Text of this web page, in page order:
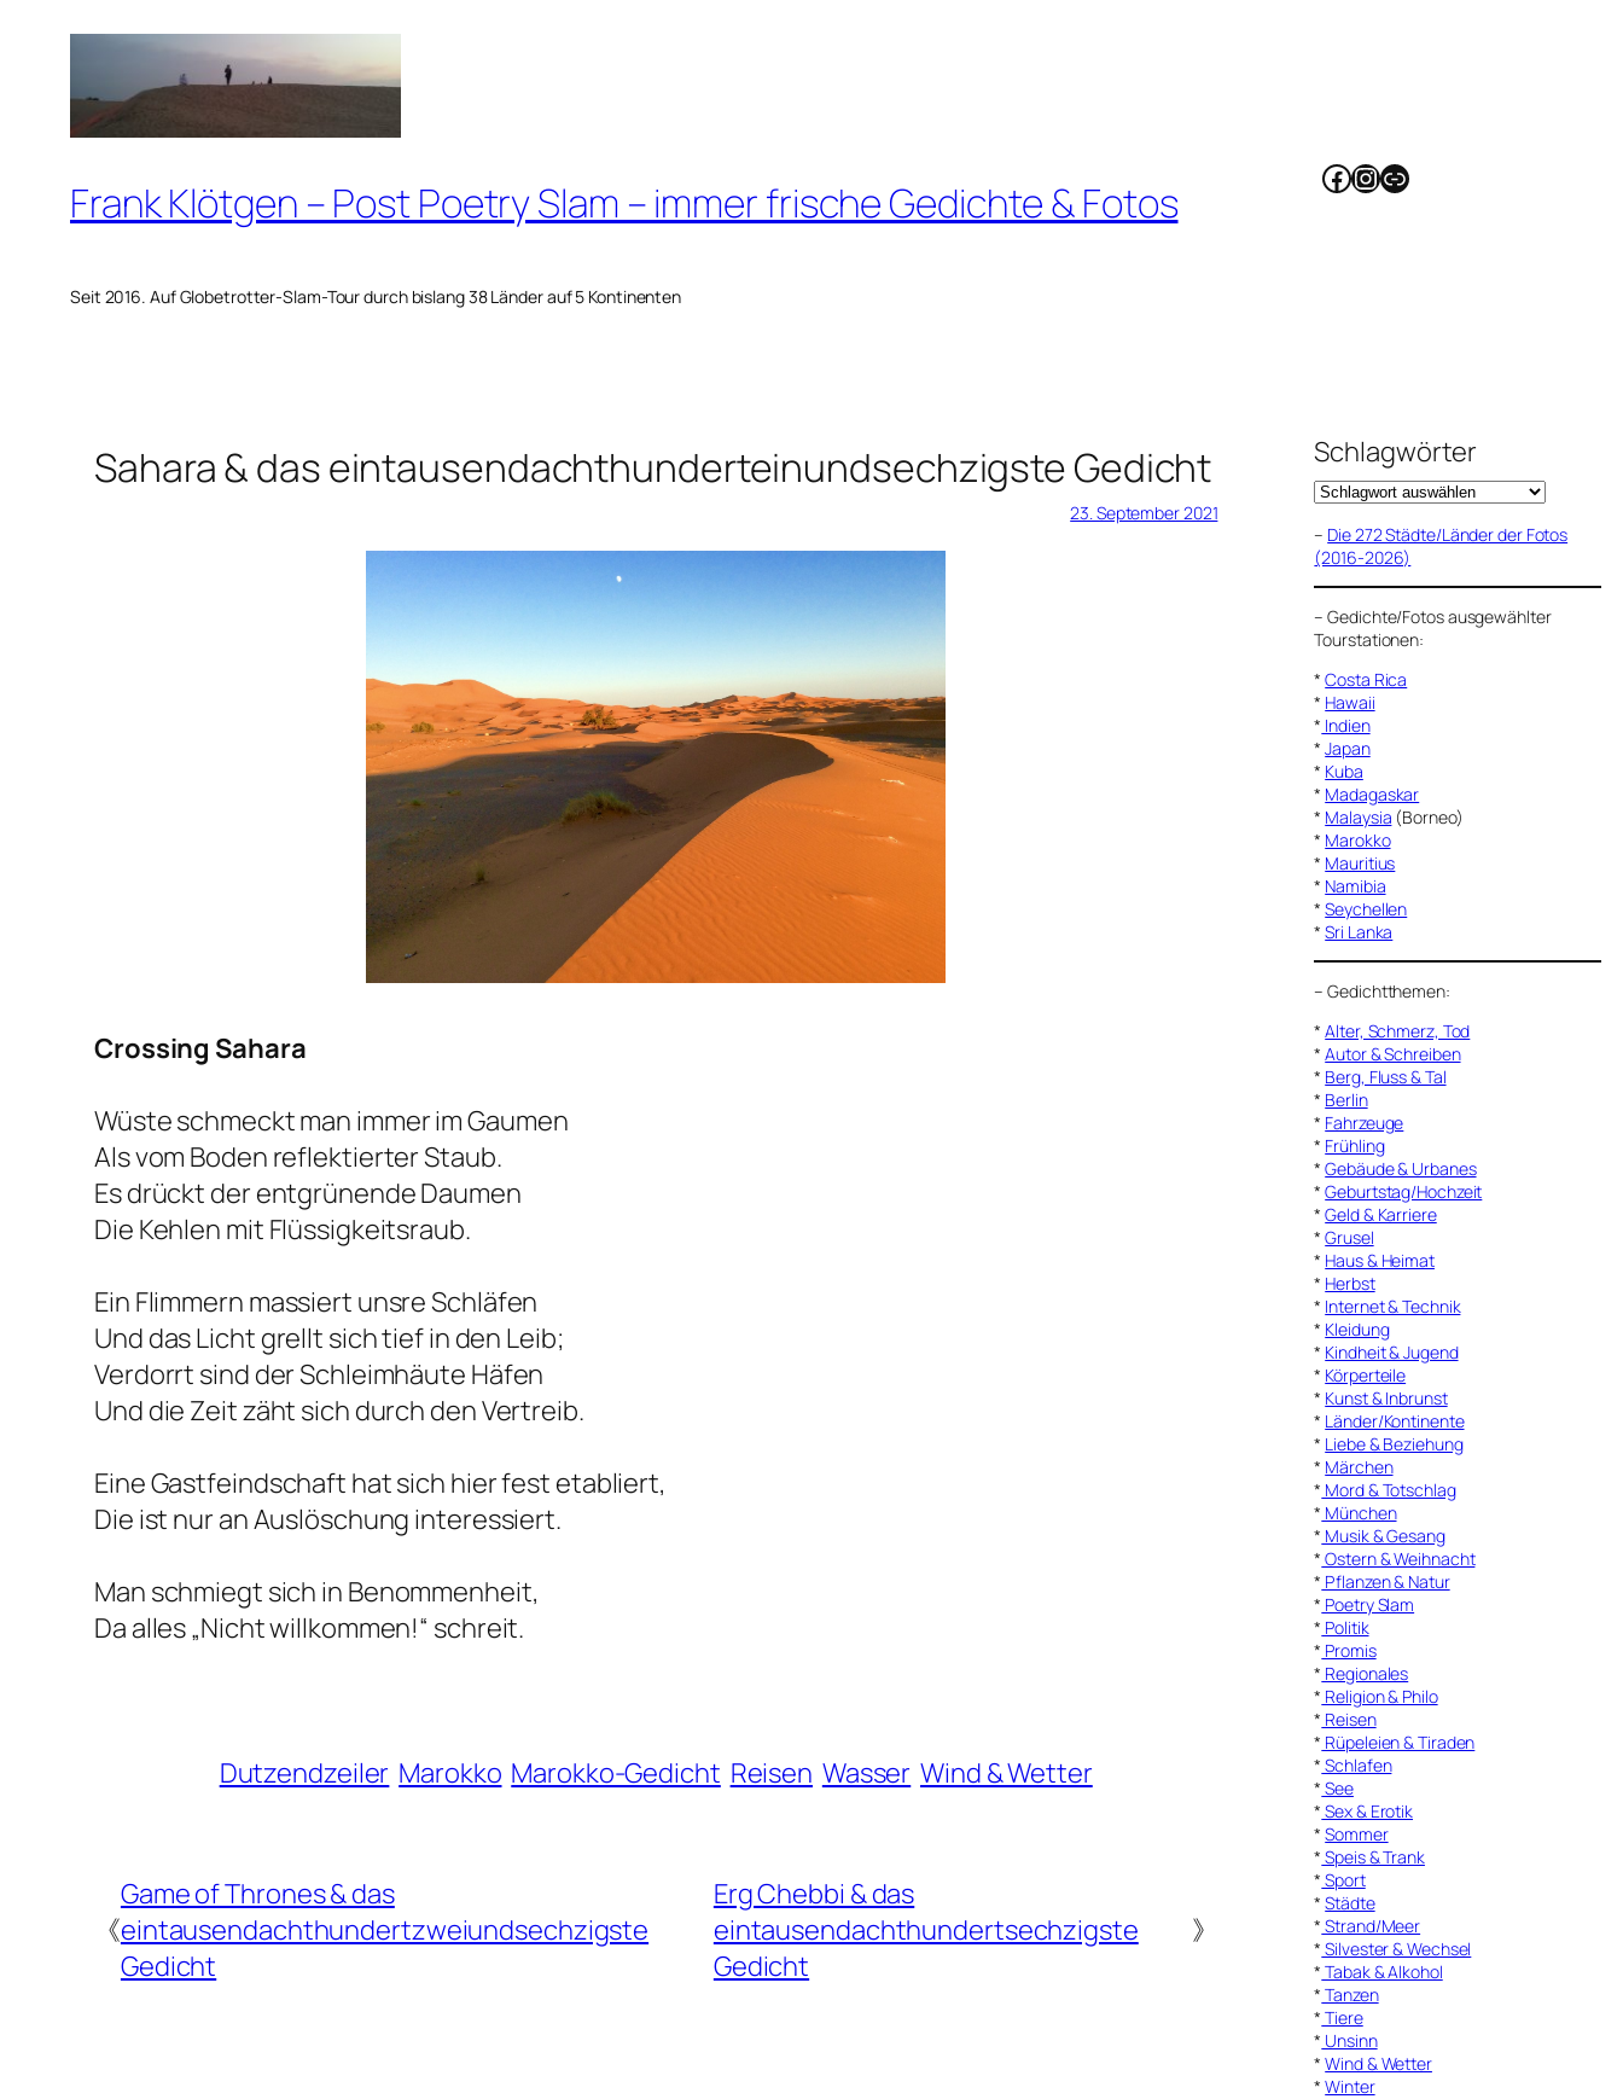
springen
Frank Klötgen – Post Poetry Slam – immer frische Gedichte & Fotos
Seit 2016. Auf Globetrotter-Slam-Tour durch bislang 38 Länder auf 5 Kontinenten
Facebook
Instagram
Link
Sahara & das eintausendachthunderteinundsechzigste Gedicht
23. September 2021
Crossing Sahara
Wüste schmeckt man immer im Gaumen
Als vom Boden reflektierter Staub.
Es drückt der entgrünende Daumen
Die Kehlen mit Flüssigkeitsraub.
Ein Flimmern massiert unsre Schläfen
Und das Licht grellt sich tief in den Leib;
Verdorrt sind der Schleimhäute Häfen
Und die Zeit zäht sich durch den Vertreib.
Eine Gastfeindschaft hat sich hier fest etabliert,
Die ist nur an Auslöschung interessiert.
Man schmiegt sich in Benommenheit,
Da alles „Nicht willkommen!“ schreit.
Dutzendzeiler Marokko Marokko-Gedicht Reisen Wasser Wind & Wetter
《
Game of Thrones & das
eintausendachthundertzweiundsechzigste
Gedicht
Erg Chebbi & das
eintausendachthundertsechzigste
Gedicht
》
Schlagwörter
– Die 272 Städte/Länder der Fotos
(2016-2026)
–Gedichte/Fotos ausgewählter
Tourstationen:
*Costa Rica
* Hawaii
* Indien
*Japan
* Kuba
* Madagaskar
* Malaysia (Borneo)
* Marokko
* Mauritius
* Namibia
*Seychellen
*Sri Lanka
–Gedichtthemen:
*Alter, Schmerz, Tod
*Autor & Schreiben
* Berg, Fluss & Tal
* Berlin
* Fahrzeuge
* Frühling
*Gebäude & Urbanes
*Geburtstag/Hochzeit
*Geld & Karriere
*Grusel
* Haus & Heimat
* Herbst
* Internet & Technik
* Kleidung
* Kindheit & Jugend
* Körperteile
* Kunst & Inbrunst
* Länder/Kontinente
* Liebe & Beziehung
* Märchen
* Mord & Totschlag
* München
* Musik & Gesang
* Ostern & Weihnacht
* Pflanzen & Natur
* Poetry Slam
* Politik
* Promis
* Regionales
* Religion & Philo
* Reisen
* Rüpeleien & Tiraden
* Schlafen
* See
* Sex & Erotik
*Sommer
* Speis & Trank
* Sport
*Städte
* Strand/Meer
* Silvester & Wechsel
* Tabak & Alkohol
* Tanzen
* Tiere
* Unsinn
*Wind & Wetter
*Winter